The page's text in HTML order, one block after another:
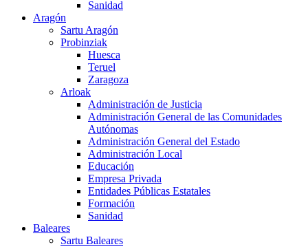
Sanidad
Aragón
Sartu Aragón
Probinziak
Huesca
Teruel
Zaragoza
Arloak
Administración de Justicia
Administración General de las Comunidades
Autónomas
Administración General del Estado
Administración Local
Educación
Empresa Privada
Entidades Públicas Estatales
Formación
Sanidad
Baleares
Sartu Baleares